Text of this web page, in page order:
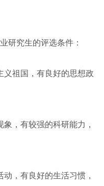
研究生的评选条件：
义祖国，有良好的思想政
，有较强的科研能力，
，有良好的生活习惯，